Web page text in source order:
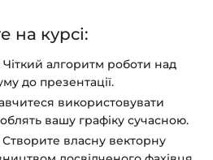
на курсі:
Чіткий алгоритм роботи над
до презентації.
використовувати
вашу графіку сучасною.
Створите власну векторну